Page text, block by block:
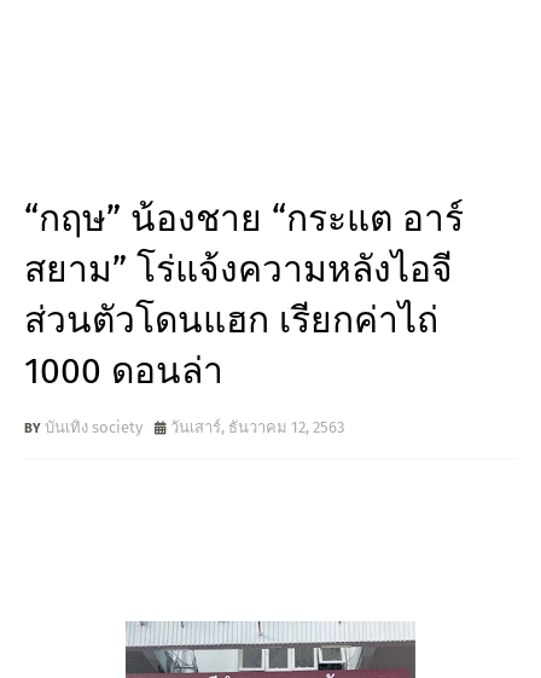
“กฤษ” น้องชาย “กระแต อาร์
สยาม” โร่แจ้งความหลังไอจี
ส่วนตัวโดนแฮก เรียกค่าไถ่
1000 ดอนล่า
บันเทิง society วันเสาร์, ธันวาคม 12, 2563